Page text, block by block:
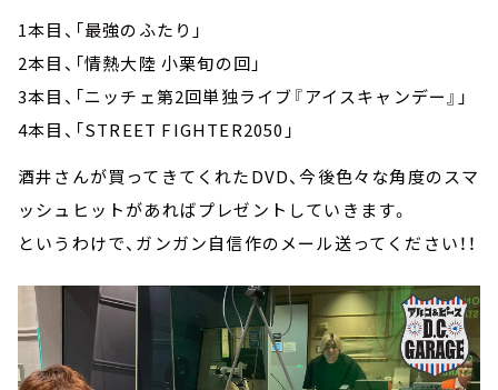
1本目、「最強のふたり」
2本目、「情熱大陸 小栗旬の回」
3本目、「ニッチェ第2回単独ライブ『アイスキャンデー』」
4本目、「STREET FIGHTER2050」
酒井さんが買ってきてくれたDVD、今後色々な角度のスマ
ッシュヒットがあればプレゼントしていきます。
というわけで、ガンガン自信作のメール送ってください！！